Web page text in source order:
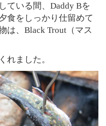
ている間、Daddy Bを
食をしっかり仕留めて
は、Black Trout（マス
れました。